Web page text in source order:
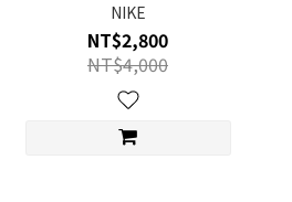
NIKE
NT$2,800
NT$4,000